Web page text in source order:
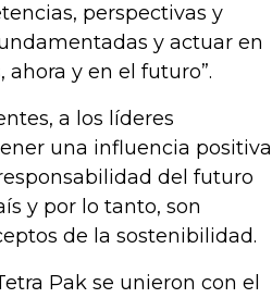
perspectivas y
y actuar en
y en el futuro”.
a los líderes
una influencia positiva
del futuro
y por lo tanto, son
de la sostenibilidad.
Pak se unieron con el